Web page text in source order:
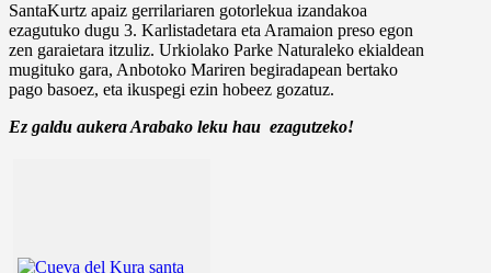
SantaKurtz apaiz gerrilariaren gotorlekua izandakoa
ezagutuko dugu 3. Karlistadetara eta Aramaion preso egon
zen garaietara itzuliz. Urkiolako Parke Naturaleko ekialdean
mugituko gara, Anbotoko Mariren begiradapean bertako
pago basoez, eta ikuspegi ezin hobeez gozatuz.
Ez galdu aukera Arabako leku hau ezagutzeko!